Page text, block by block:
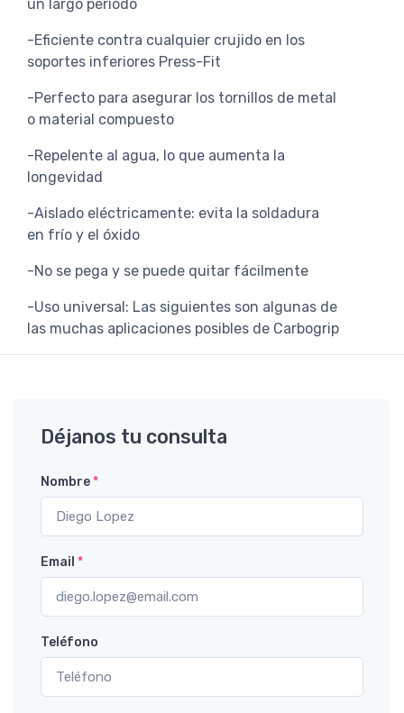
un largo período
-Eficiente contra cualquier crujido en los
soportes inferiores Press-Fit
-Perfecto para asegurar los tornillos de metal
o material compuesto
-Repelente al agua, lo que aumenta la
longevidad
-Aislado eléctricamente: evita la soldadura
en frío y el óxido
-No se pega y se puede quitar fácilmente
-Uso universal: Las siguientes son algunas de
las muchas aplicaciones posibles de Carbogrip
Déjanos tu consulta
Nombre*
Email *
Teléfono